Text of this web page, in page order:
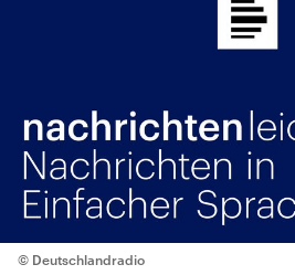
© Deutschlandradio